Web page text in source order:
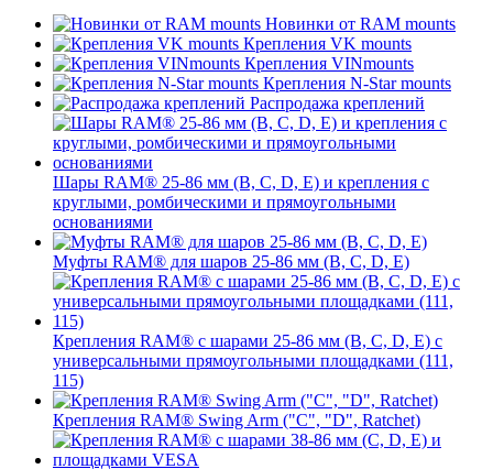
Новинки от RAM mounts
Крепления VK mounts
Крепления VINmounts
Крепления N-Star mounts
Распродажа креплений
Шары RAM® 25-86 мм (B, C, D, E) и крепления с
круглыми, ромбическими и прямоугольными
основаниями
Муфты RAM® для шаров 25-86 мм (B, C, D, E)
Крепления RAM® с шарами 25-86 мм (B, C, D, E) с
универсальными прямоугольными площадками (111,
115)
Крепления RAM® Swing Arm ("C", "D", Ratchet)